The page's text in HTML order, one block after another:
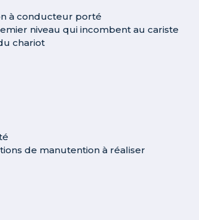
à conducteur porté
niveau qui incombent au cariste
chariot
de manutention à réaliser